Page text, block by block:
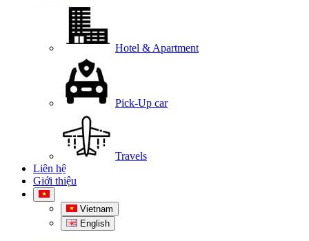
Hotel & Apartment
Pick-Up car
Travels
Liên hệ
Giới thiệu
Vietnam
English